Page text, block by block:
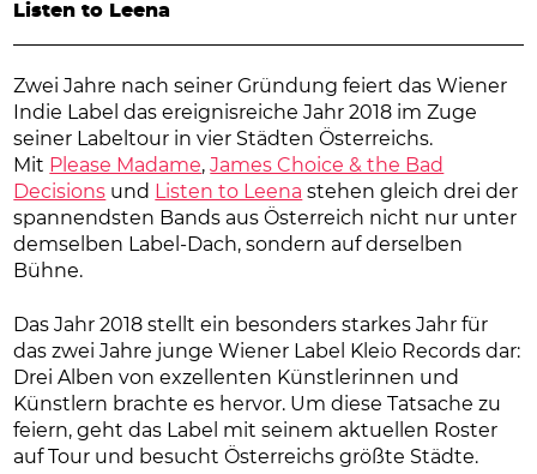
Listen to Leena
Zwei Jahre nach seiner Gründung feiert das Wiener
Indie Label das ereignisreiche Jahr 2018 im Zuge
seiner Labeltour in vier Städten Österreichs.
Mit Please Madame,James Choice & the Bad
Decisions und Listen to Leena stehen gleich drei der
spannendsten Bands aus Österreich nicht nur unter
demselben Label-Dach, sondern auf derselben
Bühne.
Das Jahr 2018 stellt ein besonders starkes Jahr für
das zwei Jahre junge Wiener Label Kleio Records dar:
Drei Alben von exzellenten Künstlerinnen und
Künstlern brachte es hervor. Um diese Tatsache zu
feiern, geht das Label mit seinem aktuellen Roster
auf Tour und besucht Österreichs größte Städte.